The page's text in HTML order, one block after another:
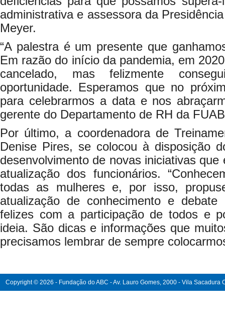
administrativa e assessora da
Meyer.
“A palestra é um presente que
Em razão do início da pandemia, em
cancelado, mas felizmente
oportunidade. Esperamos que no
para celebrarmos a data e nos
gerente do Departamento de RH da
Por último, a coordenadora de
Denise Pires, se colocou à disposição
desenvolvimento de novas iniciativas
atualização dos funcionários.
todas as mulheres e, por isso,
atualização de conhecimento e debate
felizes com a participação de todos e
ideia. São dicas e informações que
precisamos lembrar de sempre
Copyright © 2026 - Fundação do ABC - Av. Lauro Gomes, 2000 - Vila